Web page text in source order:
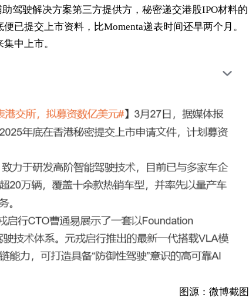
驾驶解决方案第三方提供方，秘密递交港股IPO材料的
已提交上市资料，比Momenta递表时间还早两个月。
中上市。
图源：微博截图